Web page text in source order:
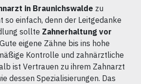
in Braunichswalde zu
so einfach, denn der Leitgedanke
sollte Zahnerhaltung vor
eigene Zähne bis ins hohe
Kontrolle und zahnärztliche
ist Vertrauen zu ihrem Zahnarzt
dessen Spezialisierungen. Das